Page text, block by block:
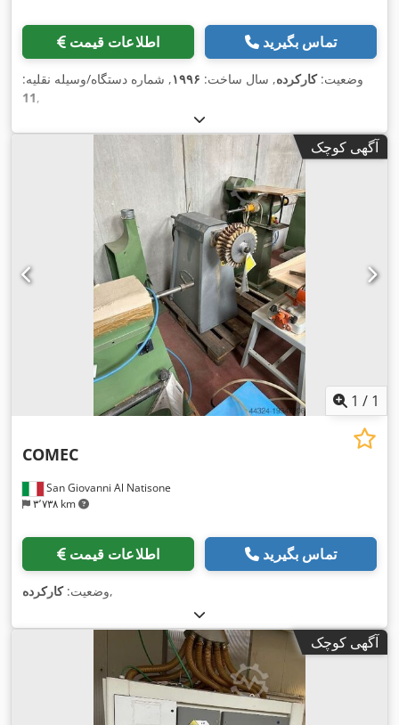
اطلاعات قیمت تماس بگیرید
وضعیت:کارکرده, سال ساخت: ۱۹۹۶, شماره دستگاه/وسیله نقلیه:
11,
آگهی کوچک
1 / 1
San Giovanni Al Natisone
۳٬۷۳۸ km
COMEC
اطلاعات قیمت تماس بگیرید
وضعیت:کارکرده ,
آگهی کوچک